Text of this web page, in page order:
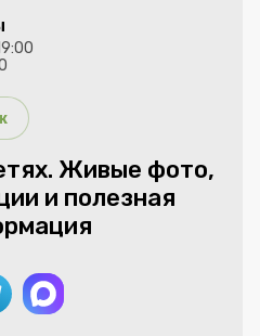
Живые фото,
и полезная